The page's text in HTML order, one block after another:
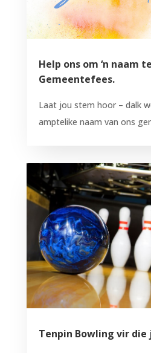
Help ons om ‘n naam
Gemeentefees.
Laat jou stem hoor – dalk
amptelike naam van ons
Tenpin Bowling vir die